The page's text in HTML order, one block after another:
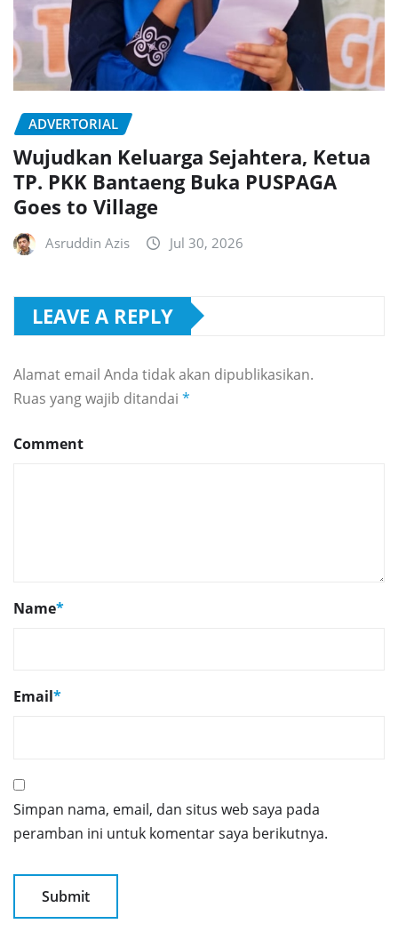
ADVERTORIAL
Wujudkan Keluarga Sejahtera, Ketua
TP. PKK Bantaeng Buka PUSPAGA
Goes to Village
Asruddin Azis Jul 30, 2026
LEAVE A REPLY
Alamat email Anda tidak akan dipublikasikan.
Ruas yang wajib ditandai *
Comment
Name*
Email*
Simpan nama, email, dan situs web saya pada
peramban ini untuk komentar saya berikutnya.